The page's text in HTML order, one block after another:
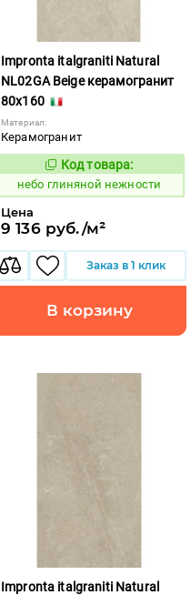
Impronta italgraniti Natural
NL02GA Beige керамогранит
80x160
Материал:
Керамогранит
1111558
Код товара:
небо глиняной нежности
Цена
9 136 руб./м²
Заказ в 1 клик
В корзину
Impronta italgraniti Natural